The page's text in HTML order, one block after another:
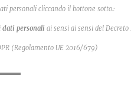
personali cliccando il bottone sotto.:
dati personali ai sensi ai sensi del
(Regolamento UE 2016/679)